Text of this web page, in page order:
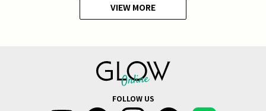
VIEW MORE
FOLLOW US